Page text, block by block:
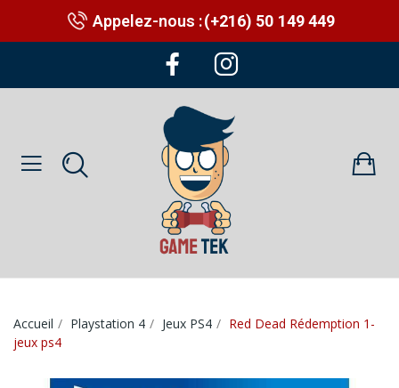
Appelez-nous :(+216) 50 149 449
Accueil Playstation 4 Jeux PS4
Red Dead Rédemption 1-
jeux ps4